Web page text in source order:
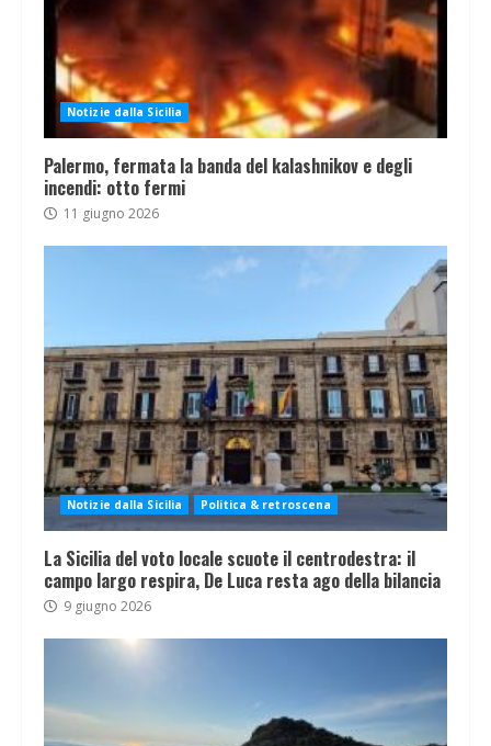
Notizie dalla Sicilia
Palermo, fermata la banda del kalashnikov e degli
incendi: otto fermi
11 giugno 2026
Notizie dalla Sicilia Politica & retroscena
La Sicilia del voto locale scuote il centrodestra: il
campo largo respira, De Luca resta ago della bilancia
9 giugno 2026